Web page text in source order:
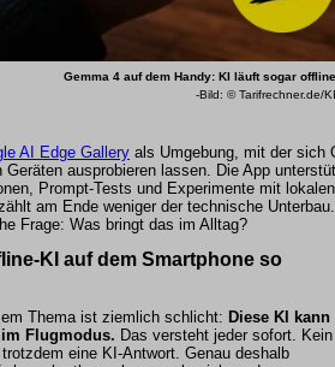
Gemma 4 auf dem Handy: KI läuft sogar offline
-Bild: © Tarifrechner.de/KI
AI Edge Gallery als Umgebung, mit der sich
Geräten ausprobieren lassen. Die App
Prompt-Tests und Experimente mit
am Ende weniger der technische Unterbau.
Frage: Was bringt das im Alltag?
KI auf dem Smartphone so
Thema ist ziemlich schlicht: Diese KI kann
Flugmodus. Das versteht jeder sofort. Kein
eine KI-Antwort. Genau deshalb